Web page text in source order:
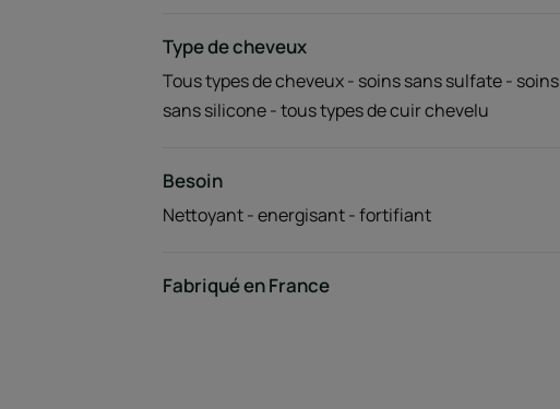
Type de cheveux
Tous types de cheveux - soins sans sulfate - soins
sans silicone - tous types de cuir chevelu
Besoin
Nettoyant - energisant - fortifiant
Fabriqué en France